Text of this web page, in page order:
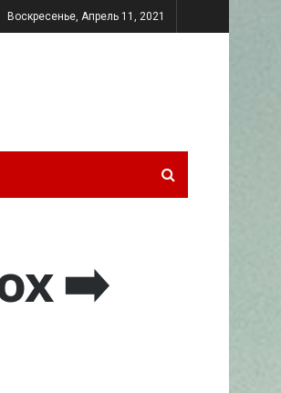
Воскресенье, Апрель 11, 2021
➡️